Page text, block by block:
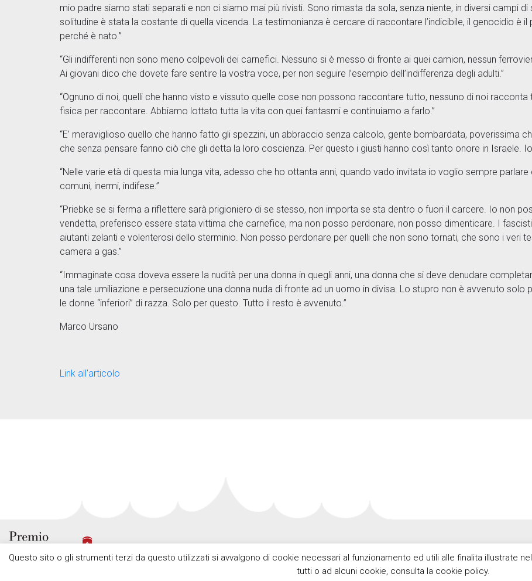
mio padre siamo stati separati e non ci siamo mai più rivisti. Sono rimasta da sola, senza niente, in diversi campi
solitudine è stata la costante di quella vicenda. La testimonianza è cercare di raccontare l’indicibile, il genocidio è
perché è nato.”
“Gli indifferenti non sono meno colpevoli dei carnefici. Nessuno si è messo di fronte ai quei camion, nessun
Ai giovani dico che dovete fare sentire la vostra voce, per non seguire l’esempio dell’indifferenza degli adulti.”
“Ognuno di noi, quelli che hanno visto e vissuto quelle cose non possono raccontare tutto, nessuno di noi
fisica per raccontare. Abbiamo lottato tutta la vita con quei fantasmi e continuiamo a farlo.”
“E’ meraviglioso quello che hanno fatto gli spezzini, un abbraccio senza calcolo, gente bombardata, poverissima
che senza pensare fanno ciò che gli detta la loro coscienza. Per questo i giusti hanno così tanto onore in Israele.
“Nelle varie età di questa mia lunga vita, adesso che ho ottanta anni, quando vado invitata io voglio sempre
comuni, inermi, indifese.”
“Priebke se si ferma a riflettere sarà prigioniero di se stesso, non importa se sta dentro o fuori il carcere. Io non
vendetta, preferisco essere stata vittima che carnefice, ma non posso perdonare, non posso dimenticare. I
aiutanti zelanti e volenterosi dello sterminio. Non posso perdonare per quelli che non sono tornati, che sono i veri
camera a gas.”
“Immaginate cosa doveva essere la nudità per una donna in quegli anni, una donna che si deve denudare
una tale umiliazione e persecuzione una donna nuda di fronte ad un uomo in divisa. Lo stupro non è avvenuto
le donne “inferiori” di razza. Solo per questo. Tutto il resto è avvenuto.”
Marco Ursano
Link all'articolo
Questo sito o gli strumenti terzi da questo utilizzati si avvalgono di cookie necessari al funzionamento ed utili alle finalita illustrate
tutti o ad alcuni cookie, consulta la cookie policy.